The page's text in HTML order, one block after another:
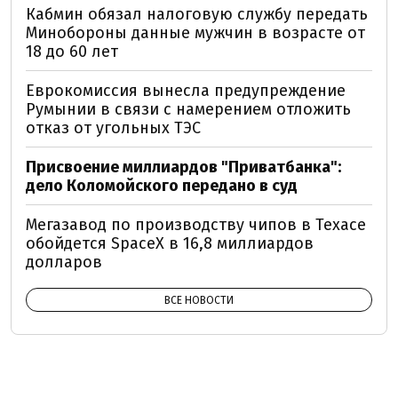
Кабмин обязал налоговую службу передать
Минобороны данные мужчин в возрасте от
18 до 60 лет
Еврокомиссия вынесла предупреждение
Румынии в связи с намерением отложить
отказ от угольных ТЭС
Присвоение миллиардов "Приватбанка":
дело Коломойского передано в суд
Мегазавод по производству чипов в Техасе
обойдется SpaceX в 16,8 миллиардов
долларов
ВСЕ НОВОСТИ